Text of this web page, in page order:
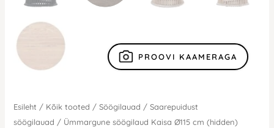
PROOVI KAAMERAGA
Esileht / Kõik tooted / Söögilauad / Saarepuidust
söögilauad / Ümmargune söögilaud Kaisa Ø115 cm (hidden)